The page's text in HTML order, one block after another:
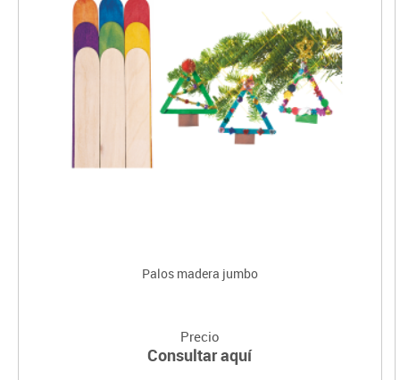
Palos madera jumbo
Precio
Consultar aquí